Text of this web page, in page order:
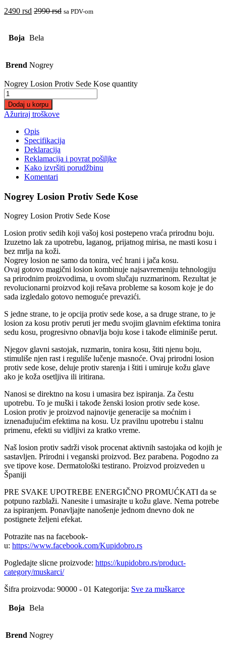
2490 rsd 2990rsd sa PDV-om
Boja Bela
Brend Nogrey
Nogrey Losion Protiv Sede Kose quantity
Dodaj u korpu
Ažuriraj troškove
Opis
Specifikacija
Deklaracija
Reklamacija i povrat pošiljke
Kako izvršiti porudžbinu
Komentari
Nogrey Losion Protiv Sede Kose
Nogrey Losion Protiv Sede Kose
Losion protiv sedih koji vašoj kosi postepeno vraća prirodnu boju.
Izuzetno lak za upotrebu, laganog, prijatnog mirisa, ne masti kosu i
bez mrlja na koži.
Nogrey losion ne samo da tonira, već hrani i jača kosu.
Ovaj gotovo magični losion kombinuje najsavremeniju tehnologiju
sa prirodnim proizvodima, u ovom slučaju ruzmarinom. Rezultat je
revolucionarni proizvod koji rešava probleme sa kosom koje je do
sada izgledalo gotovo nemoguće prevazići.
S jedne strane, to je opcija protiv sede kose, a sa druge strane, to je
losion za kosu protiv peruti jer među svojim glavnim efektima tonira
sedu kosu, progresivno obnavlja boju kose i takođe eliminiše perut.
Njegov glavni sastojak, ruzmarin, tonira kosu, štiti njenu boju,
stimuliše njen rast i reguliše lučenje masnoće. Ovaj prirodni losion
protiv sede kose, deluje protiv starenja i štiti i umiruje kožu glave
ako je koža osetljiva ili iritirana.
Nanosi se direktno na kosu i umasira bez ispiranja. Za čestu
upotrebu. To je muški i takođe ženski losion protiv sede kose.
Losion protiv je proizvod najnovije generacije sa moćnim i
iznenađujućim efektima na kosu. Uz pravilnu upotrebu i stalnu
primenu, efekti su vidljivi za kratko vreme.
Naš losion protiv sadrži visok procenat aktivnih sastojaka od kojih je
sastavljen. Prirodni i veganski proizvod. Bez parabena. Pogodno za
sve tipove kose. Dermatološki testirano. Proizvod proizveden u
Španiji
PRE SVAKE UPOTREBE ENERGIČNO PROMUĆKATI da se
potpuno razblaži. Nanesite i umasirajte u kožu glave. Nema potrebe
za ispiranjem. Ponavljajte nanošenje jednom dnevno dok ne
postignete željeni efekat.
Potrazite nas na facebook-
u: https://www.facebook.com/Kupidobro.rs
Pogledajte slicne proizvode: https://kupidobro.rs/product-
category/muskarci/
Šifra proizvoda: 90000 - 01 Kategorija: Sve za muškarce
Boja Bela
Brend Nogrey